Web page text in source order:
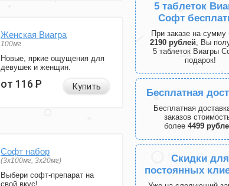
Женская Виагра
100мг
Новые, яркие ощущения для
девушек и женщин.
от 116Р Купить
Софт набор
(3x100мг, 3x20мг)
Выбери софт-препарат на
свой вкус!
5 таблеток
Софт
При заказе на сумму
2190 рублей, Вы
5 таблеток Виагры
подарок!
Бесплатная
Бесплатная
заказов
более 4499
Скидки для
постоянных